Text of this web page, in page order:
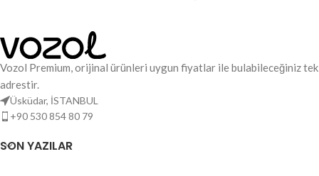
Vozol Premium, orijinal ürünleri uygun fiyatlar ile bulabileceğiniz tek
adrestir.
Üsküdar, İSTANBUL
+90 530 854 80 79
SON YAZILAR